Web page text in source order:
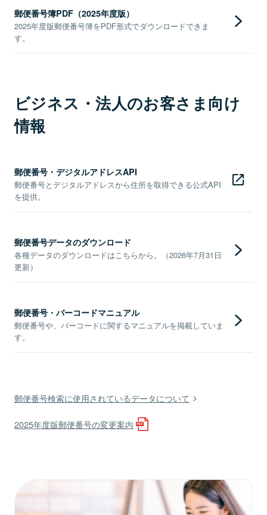
郵便番号簿PDF（2025年度版）
2025年度版郵便番号簿をPDF形式でダウンロードできま
す。
ビジネス・法人のお客さま向け
情報
郵便番号・デジタルアドレスAPI
郵便番号とデジタルアドレスから住所を取得できる公式API
を提供。
郵便番号データのダウンロード
各種データのダウンロードはこちらから。（2026年7月31日
更新）
郵便番号・バーコードマニュアル
郵便番号や、バーコードに関するマニュアルを掲載していま
す。
郵便番号検索に使用されているデータについて
2025年度版郵便番号の変更案内